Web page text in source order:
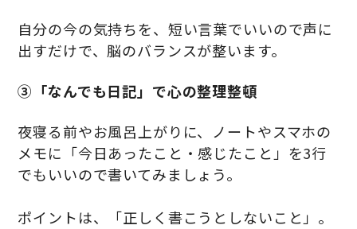
自分の今の気持ちを、短い言葉でいいので声に
出すだけで、脳のバランスが整います。
③「なんでも日記」で心の整理整頓
夜寝る前やお風呂上がりに、ノートやスマホの
メモに「今日あったこと・感じたこと」を3行
でもいいので書いてみましょう。
ポイントは、「正しく書こうとしないこと」。